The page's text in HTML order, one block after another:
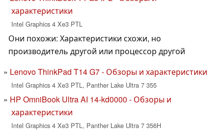
характеристики
Intel Graphics 4 Xe3 PTL
Они похожи: Характеристики схожи, но
производитель другой или процессор другой
Lenovo ThinkPad T14 G7 - Обзоры и характеристики
Intel Graphics 4 Xe3 PTL, Panther Lake Ultra 7 355
HP OmniBook Ultra AI 14-kd0000 - Обзоры и
характеристики
Intel Graphics 4 Xe3 PTL, Panther Lake Ultra 7 356H